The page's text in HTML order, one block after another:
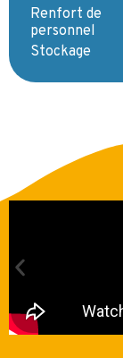
Renfort de
personnel
Stockage